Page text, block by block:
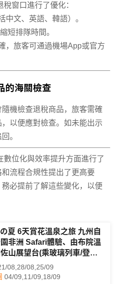
窗口進行了優化：
中文、英語、韓語）。
短排隊時間。
，旅客可通過機場App或官方
的海關檢查
機檢查退稅商品，旅客需確
以便應對檢查。如未能出示
。
數位化與效率提升方面進行了
流程合規性提出了更高要
必提前了解這些變化，以便
夏 6天賞花溫泉之旅 九州自
非洲 Safari體驗、由布院溫
山展望台(乘玻璃列車/登山
自由活動
08,28/08,25/09
04/09,11/09,18/09